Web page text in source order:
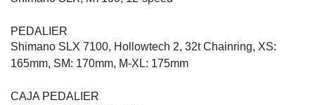
PEDALIER
Shimano SLX 7100, Hollowtech 2, 32t Chainring, XS:
165mm, SM: 170mm, M-XL: 175mm
CAJA PEDALIER